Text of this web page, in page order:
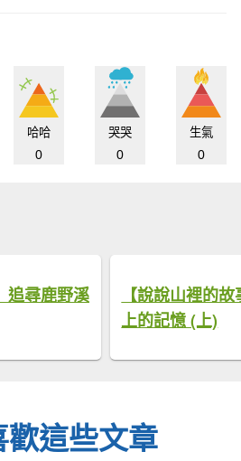
哈哈
0
哭哭
0
生氣
0
追尋鹿野溪
【說說山裡的
上的記憶 (上)
這些文章